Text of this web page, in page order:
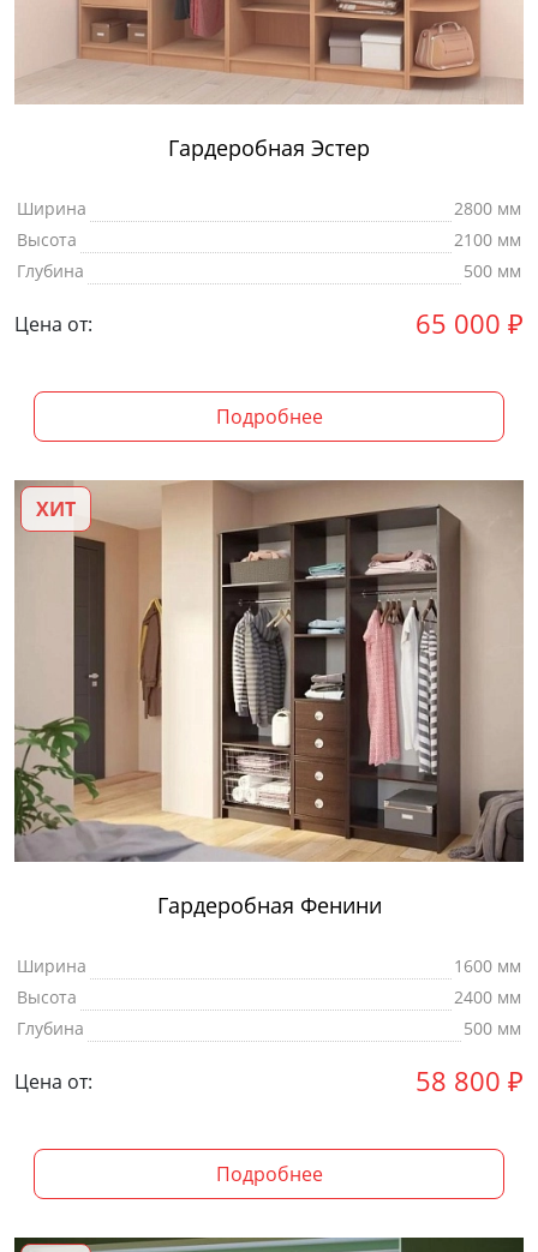
Гардеробная Эстер
Ширина
2800 мм
Высота
2100 мм
Глубина
500 мм
Цена от: 65 000 ₽
Подробнее
ХИТ
Гардеробная Фенини
Ширина
1600 мм
Высота
2400 мм
Глубина
500 мм
Цена от: 58 800 ₽
Подробнее